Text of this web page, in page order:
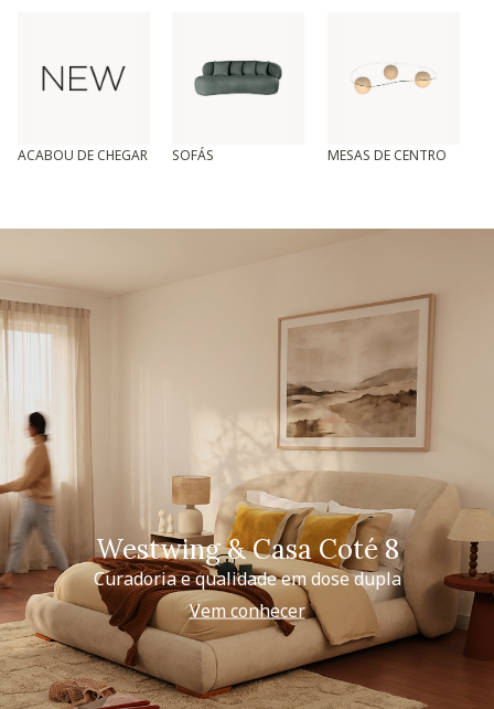
ACABOU DE CHEGAR SOFÁS MESAS DE CENTRO
Westwing & Casa Coté 8
Curadoria e qualidade em dose dupla
Vem conhecer